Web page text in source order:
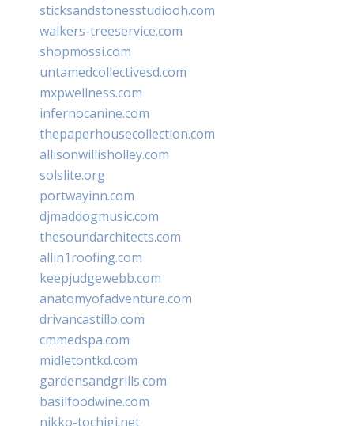
sticksandstonesstudiooh.com
walkers-treeservice.com
shopmossi.com
untamedcollectivesd.com
mxpwellness.com
infernocanine.com
thepaperhousecollection.com
allisonwillisholley.com
solslite.org
portwayinn.com
djmaddogmusic.com
thesoundarchitects.com
allin1roofing.com
keepjudgewebb.com
anatomyofadventure.com
drivancastillo.com
cmmedspa.com
midletontkd.com
gardensandgrills.com
basilfoodwine.com
nikko-tochigi.net